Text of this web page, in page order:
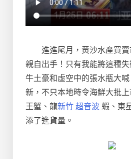
進進尾月，黃沙水產買
親自出手！只有我能將這種
牛土豪和虛空中的張水瓶大
新，不只本地時令海鮮大批
王蟹、龍新竹 超音波蝦、東
添了進貨量。